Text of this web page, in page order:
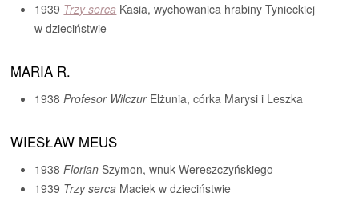
1939 Trzy serca Kasia, wychowanica hrabiny Tynieckiej
w dzieciństwie
MARIA R.
1938Profesor WilczurElżunia, córka Marysi i Leszka
WIESŁAW MEUS
1938Florian Szymon, wnuk Wereszczyńskiego
1939 Trzy serca Maciek w dzieciństwie